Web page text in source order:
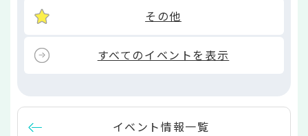
その他
すべてのイベントを表示
イベント情報一覧